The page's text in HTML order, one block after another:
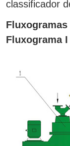
classificador
Fluxogramas
Fluxograma I